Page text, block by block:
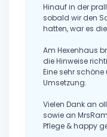
Hinauf in der
sobald wir den
hatten, war es
Am Hexenhaus
die Hinweise
Eine sehr
Umsetzung.
Vielen Dank an
sowie an
Pflege & happy